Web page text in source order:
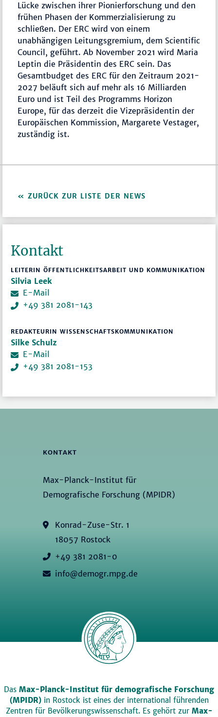
Lücke zwischen ihrer Pionierforschung und den
frühen Phasen der Kommerzialisierung zu
schließen. Der ERC wird von einem
unabhängigen Leitungsgremium, dem Scientific
Council, geführt. Ab November 2021 wird Maria
Leptin die Präsidentin des ERC sein. Das
Gesamtbudget des ERC für den Zeitraum 2021-
2027 beläuft sich auf mehr als 16 Milliarden
Euro und ist Teil des Programms Horizon
Europe, für das derzeit die Vizepräsidentin der
Europäischen Kommission, Margarete Vestager,
zuständig ist.
ZURÜCK ZUR LISTE DER NEWS
Kontakt
LEITERIN ÖFFENTLICHKEITSARBEIT UND KOMMUNIKATION
Silvia Leek
E-Mail
+49 381 2081-143
REDAKTEURIN WISSENSCHAFTSKOMMUNIKATION
Silke Schulz
E-Mail
+49 381 2081-153
KONTAKT
Max-Planck-Institut für
Demografische Forschung (MPIDR)
Konrad-Zuse-Str. 1
18057 Rostock
+49 381 2081-0
info@demogr.mpg.de
Das Max-Planck-Institut für demografische Forschung
(MPIDR)in Rostock ist eines der international führenden
Zentren für Bevölkerungswissenschaft. Es gehört zur Max-